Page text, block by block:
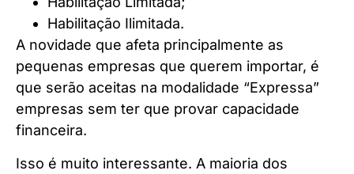
Habilitação Ilimitada.
A novidade que afeta principalmente as
pequenas empresas que querem importar, é
que serão aceitas na modalidade “Expressa”
empresas sem ter que provar capacidade
financeira.
Isso é muito interessante. A maioria dos